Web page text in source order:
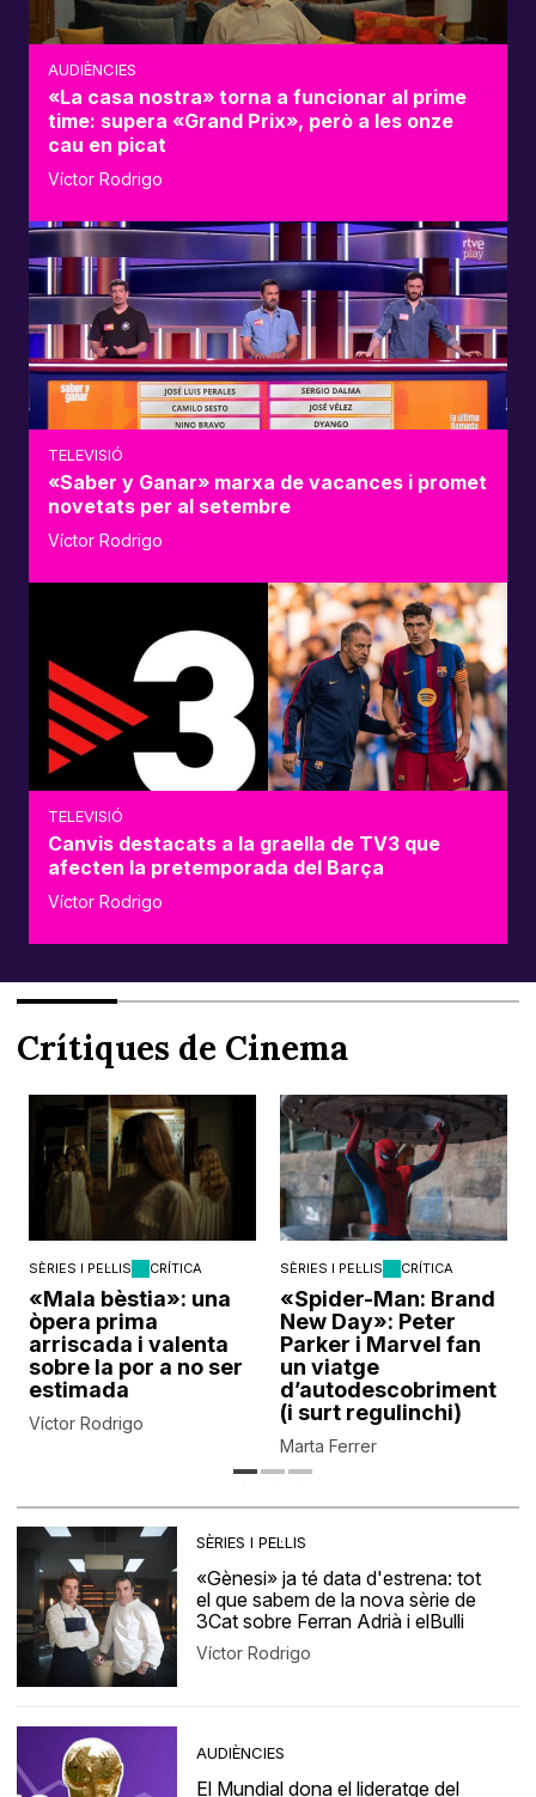
AUDIÈNCIES
«La casa nostra» torna a funcionar al prime
time: supera «Grand Prix», però a les onze
cau en picat
Víctor Rodrigo
TELEVISIÓ
«Saber y Ganar» marxa de vacances i promet
novetats per al setembre
Víctor Rodrigo
TELEVISIÓ
Canvis destacats a la graella de TV3 que
afecten la pretemporada del Barça
Víctor Rodrigo
Crítiques de Cinema
SÈRIES I PEL·LIS CRÍTICA
«Mala bèstia»: una
òpera prima
arriscada i valenta
sobre la por a no ser
estimada
Víctor Rodrigo
SÈRIES I PEL·LIS CRÍTICA
«Spider-Man: Brand
New Day»: Peter
Parker i Marvel fan
un viatge
d’autodescobriment
(i surt regulinchi)
Marta Ferrer
SÈRIES I PEL·LIS
«Gènesi» ja té data d'estrena: tot
el que sabem de la nova sèrie de
3Cat sobre Ferran Adrià i elBulli
Víctor Rodrigo
AUDIÈNCIES
El Mundial dona el lideratge del